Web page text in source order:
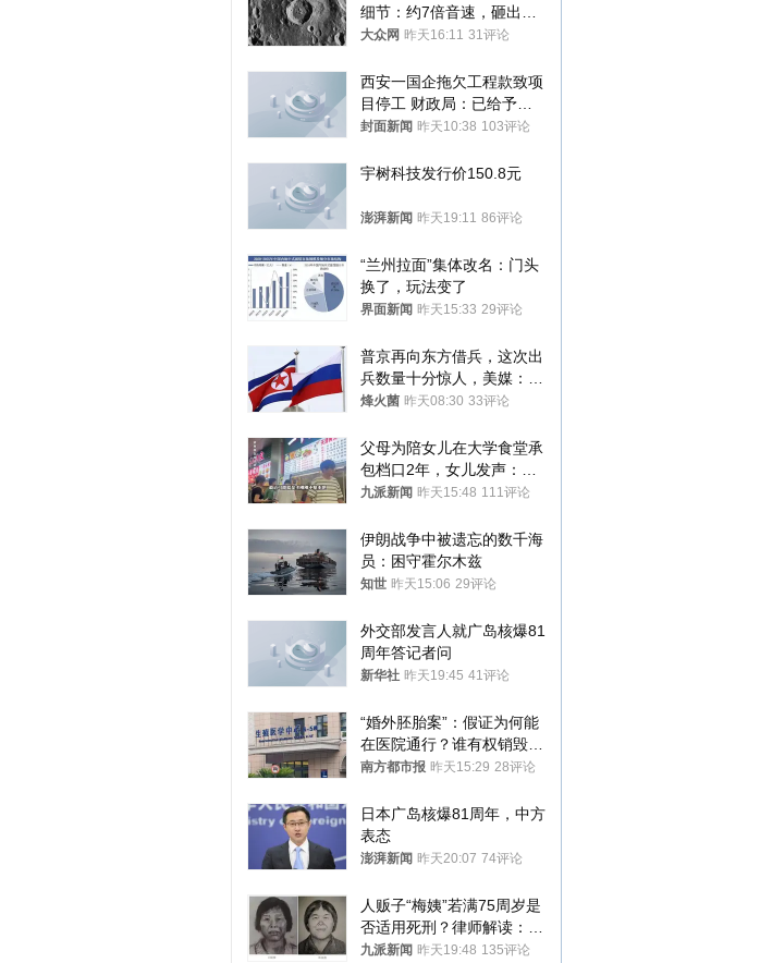
细节：约7倍音速，砸出直
径约30米撞击坑
大众网 昨天16:11 31评论
西安一国企拖欠工程款致项
目停工 财政局：已给予处
分，正督促整改
封面新闻 昨天10:38 103评论
宇树科技发行价150.8元
澎湃新闻 昨天19:11 86评论
“兰州拉面”集体改名：门头
换了，玩法变了
界面新闻 昨天15:33 29评论
普京再向东方借兵，这次出
兵数量十分惊人，美媒：俄
朝要动真格？
烽火菌 昨天08:30 33评论
父母为陪女儿在大学食堂承
包档口2年，女儿发声：初
衷是为了陪伴，毕业后将不
九派新闻 昨天15:48 111评论
伊朗战争中被遗忘的数千海
员：困守霍尔木兹
知世 昨天15:06 29评论
外交部发言人就广岛核爆81
周年答记者问
新华社 昨天19:45 41评论
“婚外胚胎案”：假证为何能
在医院通行？谁有权销毁胚
胎？
南方都市报 昨天15:29 28评论
日本广岛核爆81周年，中方
表态
澎湃新闻 昨天20:07 74评论
人贩子“梅姨”若满75周岁是
否适用死刑？律师解读：很
大概率不会被判处死刑
九派新闻 昨天19:48 135评论